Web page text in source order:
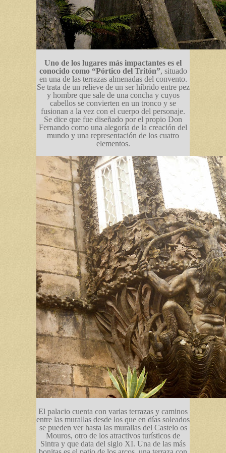
Uno de los lugares más impactantes es el
conocido como “Pórtico del Tritón”, situado
en una de las terrazas almenadas del convento.
Se trata de un relieve de un ser híbrido entre pez
y hombre que sale de una concha y cuyos
cabellos se convierten en un tronco y se
fusionan a la vez con el cuerpo del personaje.
Se dice que fue diseñado por el propio Don
Fernando como una alegoría de la creación del
mundo y una representación de los cuatro
elementos.
El palacio cuenta con varias terrazas y caminos
entre las murallas desde los que en días soleados
se pueden ver hasta las murallas del Castelo os
Mouros, otro de los atractivos turísticos de
Sintra y que data del siglo XI. Una de las más